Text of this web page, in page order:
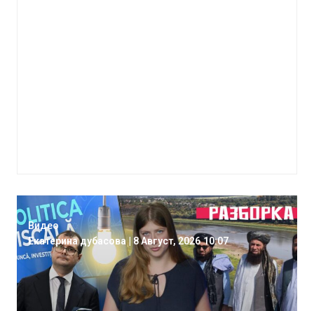
Видео
Екатерина дубасова
8 Август, 2026 10:07